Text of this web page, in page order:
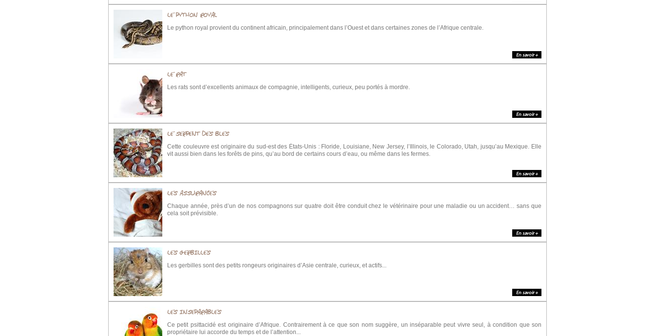
LE PYTHON ROYAL
Le python royal provient du continent africain, principalement dans l’Ouest et dans certaines zones de l’Afrique centrale.
LE RAT
Les rats sont d’excellents animaux de compagnie, intelligents, curieux, peu portés à mordre.
LE SERPENT DES BLES
Cette couleuvre est originaire du sud-est des États-Unis : Floride, Louisiane, New Jersey, l’Illinois, le Colorado, Utah, jusqu’au Mexique. Elle
vit aussi bien dans les forêts de pins, qu’au bord de certains cours d’eau, ou même dans les fermes.
LES ASSURANCES
Chaque année, près d’un de nos compagnons sur quatre doit être conduit chez le vétérinaire pour une maladie ou un accident… sans que
cela soit prévisible.
LES GERBILLES
Les gerbilles sont des petits rongeurs originaires d’Asie centrale, curieux, et actifs...
LES INSEPARABLES
Ce petit psittacidé est originaire d’Afrique. Contrairement à ce que son nom suggère, un inséparable peut vivre seul, à condition que son
propriétaire lui accorde du temps et de l’attention...